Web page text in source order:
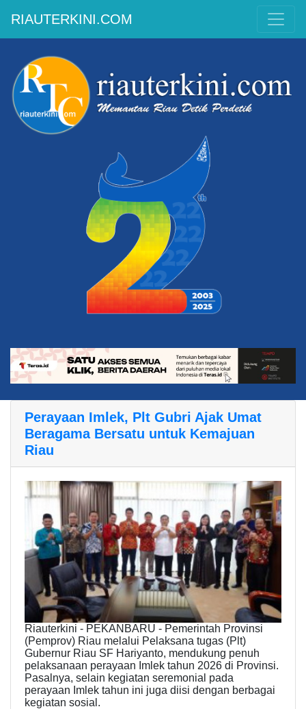
RIAUTERKINI.COM
Perayaan Imlek, Plt Gubri Ajak Umat
Beragama Bersatu untuk Kemajuan
Riau
Riauterkini - PEKANBARU - Pemerintah Provinsi
(Pemprov) Riau melalui Pelaksana tugas (Plt)
Gubernur Riau SF Hariyanto, mendukung penuh
pelaksanaan perayaan Imlek tahun 2026 di Provinsi.
Pasalnya, selain kegiatan seremonial pada
perayaan Imlek tahun ini juga diisi dengan berbagai
kegiatan sosial.